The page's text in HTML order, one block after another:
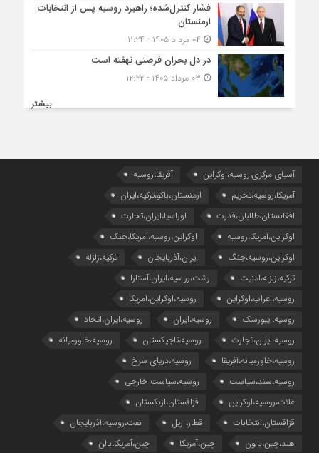
فشار کنترل‌شده؛ راهبرد روسیه پس از انتخابات
ارمنستان
در دل بحران فرصتی نهفته است
بیشتر
آسیای مرکزی،روسیه،اوکراین
آفریقا،روسیه
آمریکا،روسیه،تحریم
ارمنستان،باکو،ترکیه،ایران
افغانستان،طالبان،قدرت
اوراسیا،ایران،تجارت
اوکراین،آمریکا،روسیه
اوکراین،روسیه،آمریکا،جنگ
اوکراین،روسیه،جنگ
ایران،آذربایجان
ترکیه،زلزله
ترکیه،زلزله،امنیت
رشت،روسیه،ایران،آستارا
روسیه،اعراب،اوکراین
روسیه،اوکراین،آمریکا
روسیه،ایبورسک
روسیه،ایران
روسیه،ایران،اتحاد
روسیه،ایران،تجارت
روسیه،تاجیکستان
روسیه،خاورمیانه
روسیه،خاورمیانه،آفریقا
روسیه،دریای سرخ
روسیه،سند،سیاست
روسیه،سیاست خارجی
غلات،روسیه،اوکراین
قزاقستان،ازبکستان
قزاقستان،انتخابات
قطار، ریل
نفت،روسیه،آذربایجان
هند،چین،بالون
چین،آمریکا چین،آمریکا،بالن